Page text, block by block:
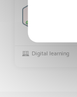
Digital learning